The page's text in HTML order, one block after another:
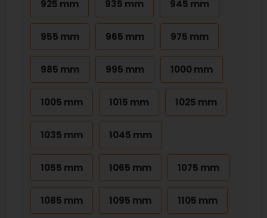
925 mm 935 mm 945 mm
955 mm 965 mm 975 mm
985 mm 995 mm 1000 mm
1005 mm 1015 mm 1025 mm
1035 mm 1045 mm
1055 mm 1065 mm 1075 mm
1085 mm 1095 mm 1105 mm